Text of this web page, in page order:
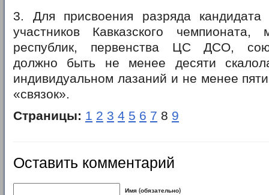
3. Для присвоения разряда
участников Кавказского чемпионата,
республик, первенства ЦС ДСО,
должно быть не менее десяти
индивидуальном лазаний и не менее
«связок».
Страницы: 1 2 3 4 5 6 7 8 9
Оставить комментарий
Имя (обязательно)